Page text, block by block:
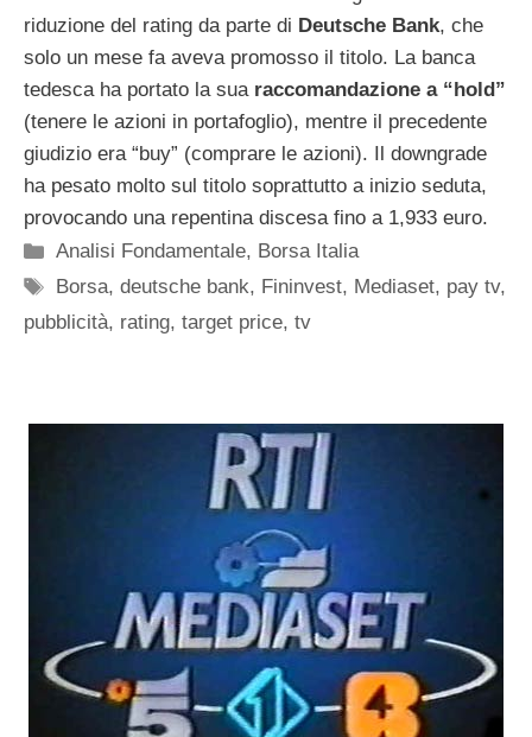
riduzione del rating da parte di Deutsche Bank, che
solo un mese fa aveva promosso il titolo. La banca
tedesca ha portato la sua raccomandazione a “hold”
(tenere le azioni in portafoglio), mentre il precedente
giudizio era “buy” (comprare le azioni). Il downgrade
ha pesato molto sul titolo soprattutto a inizio seduta,
provocando una repentina discesa fino a 1,933 euro.
Categorie
Analisi Fondamentale, Borsa Italia
Tag
Borsa,deutsche bank, Fininvest, Mediaset, pay tv,
pubblicità, rating, target price, tv